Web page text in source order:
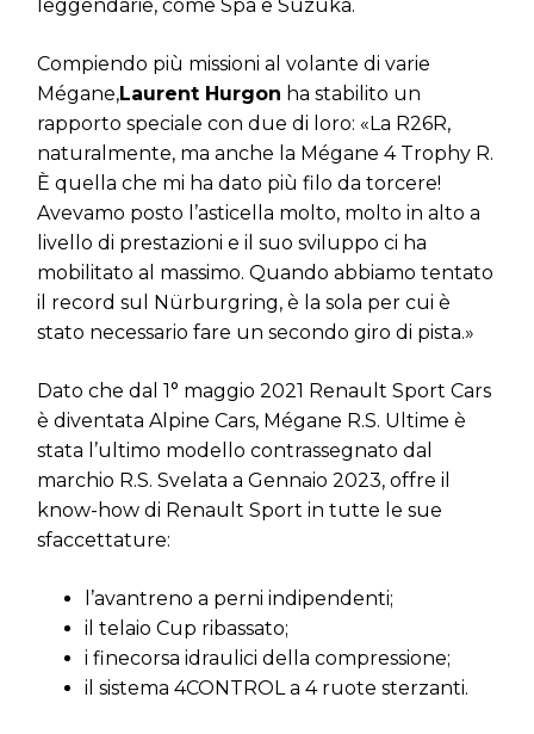
leggendarie, come Spa e Suzuka.
Compiendo più missioni al volante di varie
Mégane,Laurent Hurgon ha stabilito un
rapporto speciale con due di loro: «La R26R,
naturalmente, ma anche la Mégane 4 Trophy R.
È quella che mi ha dato più filo da torcere!
Avevamo posto l’asticella molto, molto in alto a
livello di prestazioni e il suo sviluppo ci ha
mobilitato al massimo. Quando abbiamo tentato
il record sul Nürburgring, è la sola per cui è
stato necessario fare un secondo giro di pista.»
Dato che dal 1° maggio 2021 Renault Sport Cars
è diventata Alpine Cars, Mégane R.S. Ultime è
stata l’ultimo modello contrassegnato dal
marchio R.S. Svelata a Gennaio 2023, offre il
know-how di Renault Sport in tutte le sue
sfaccettature:
l’avantreno a perni indipendenti;
il telaio Cup ribassato;
i finecorsa idraulici della compressione;
il sistema 4CONTROL a 4 ruote sterzanti.